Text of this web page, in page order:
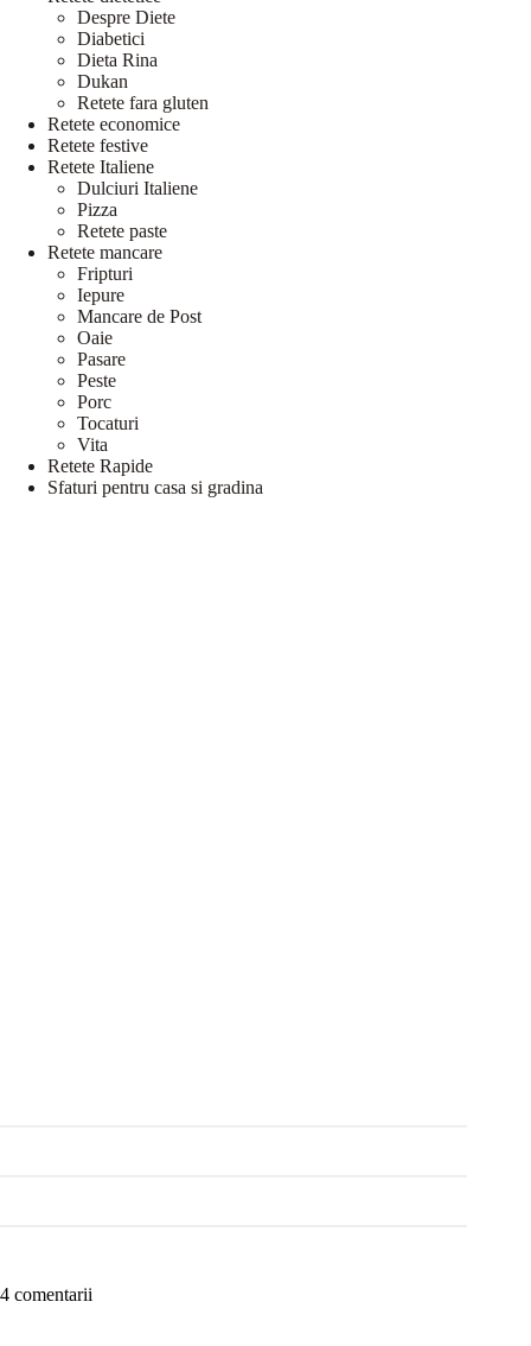
Despre Diete
Diabetici
Dieta Rina
Dukan
Retete fara gluten
Retete economice
Retete festive
Retete Italiene
Dulciuri Italiene
Pizza
Retete paste
Retete mancare
Fripturi
Iepure
Mancare de Post
Oaie
Pasare
Peste
Porc
Tocaturi
Vita
Retete Rapide
Sfaturi pentru casa si gradina
4 comentarii